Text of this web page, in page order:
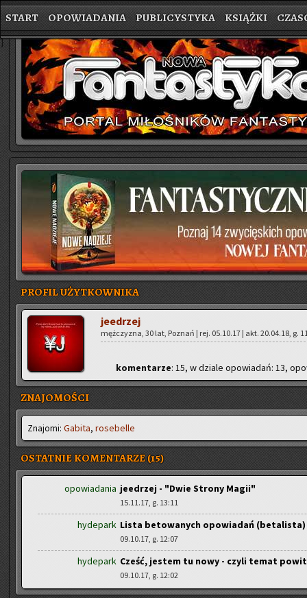
START OPOWIADANIA PUBLICYSTYKA KSIĄŻKI
}
PROFIL UŻYTKOWNIKA
je­edrzej
męż­czy­zna, 30 lat, Po­znań | rej. 05.10.17 | akt. 20.04.18, g.
ko­men­ta­rze: 15, w dzia­le opo­wia­dań: 13,
ZNAJOMOŚCI
Zna­jo­mi: Ga­bi­ta, ro­se­bel­le
OSTATNIE KOMENTARZE (15)
opowiadania jeedrzej - "Dwie Strony Magii"
15.11.17, g. 13:11
hydepark Lista betowanych opowiadań (betalista)
09.10.17, g. 12:07
hydepark Cześć, jestem tu nowy - czyli temat
09.10.17, g. 12:02